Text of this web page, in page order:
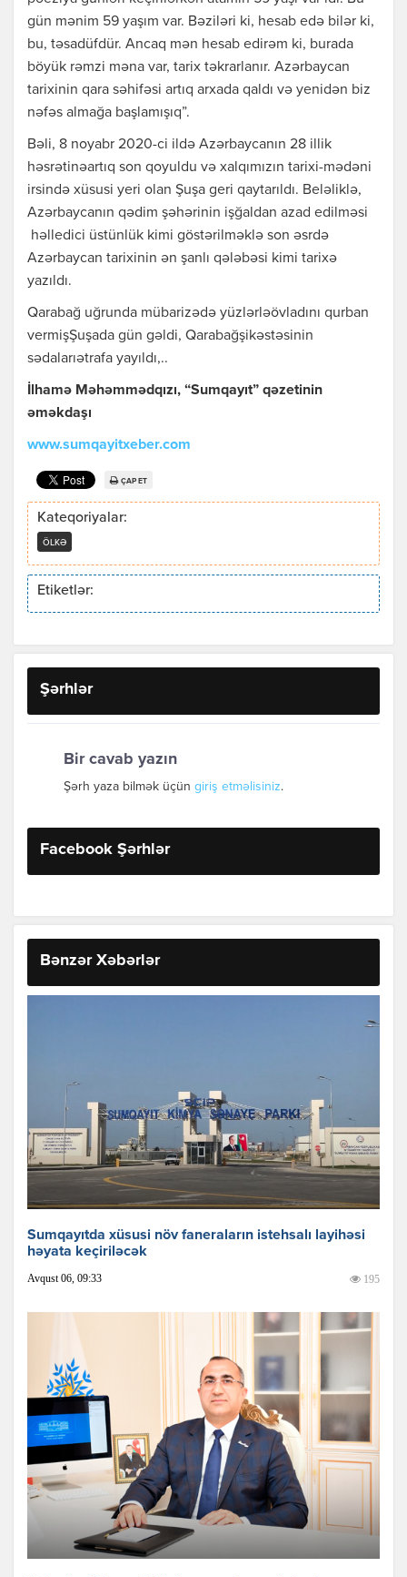
gün mənim 59 yaşım var. Bəziləri ki, hesab edə bilər ki,
bu, təsadüfdür. Ancaq mən hesab edirəm ki, burada
böyük rəmzi məna var, tarix təkrarlanır. Azərbaycan
tarixinin qara səhifəsi artıq arxada qaldı və yenidən biz
nəfəs almağa başlamışıq”.
Bəli, 8 noyabr 2020-ci ildə Azərbaycanın 28 illik
həsrətinəartıq son qoyuldu və xalqımızın tarixi-mədəni
irsində xüsusi yeri olan Şuşa geri qaytarıldı. Beləliklə,
Azərbaycanın qədim şəhərinin işğaldan azad edilməsi
həlledici üstünlük kimi göstərilməklə son əsrdə
Azərbaycan tarixinin ən şanlı qələbəsi kimi tarixə
yazıldı.
Qarabağ uğrunda mübarizədə yüzlərləövladını qurban
vermişŞuşada gün gəldi, Qarabağşikəstəsinin
sədalarıətrafa yayıldı,..
İlhamə Məhəmmədqızı, “Sumqayıt” qəzetinin
əməkdaşı
www.sumqayitxeber.com
ÇAP ET
Kateqoriyalar:
ÖLKƏ
Etiketlər:
Şərhlər
Bir cavab yazın
Şərh yaza bilmək üçün giriş etməlisiniz.
Facebook Şərhlər
Bənzər Xəbərlər
Sumqayıtda xüsusi növ faneraların istehsalı layihəsi
həyata keçiriləcək
Avqust 06, 09:33 195